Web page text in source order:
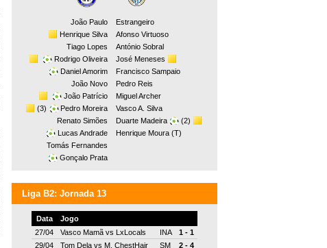
João Paulo
Estrangeiro
Henrique Silva
Afonso Virtuoso
Tiago Lopes
António Sobral
Rodrigo Oliveira
José Meneses
Daniel Amorim
Francisco Sampaio
João Novo
Pedro Reis
João Patrício
Miguel Archer
(3)
Pedro Moreira
Vasco A. Silva
Renato Simões
Duarte Madeira
(2)
Lucas Andrade
Henrique Moura (T)
Tomás Fernandes
Gonçalo Prata
Liga B2: Jornada 13
Data
Jogo
27/04
Vasco Mamã vs LxLocals INA
1 - 1
29/04
Tom Dela vs M. ChestHair SM 2 - 4